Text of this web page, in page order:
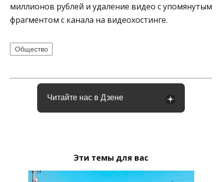
миллионов рублей и удаление видео с упомянутым
фрагментом с канала на видеохостинге.
Общество
Читайте нас в Дзене
Эти темы для вас